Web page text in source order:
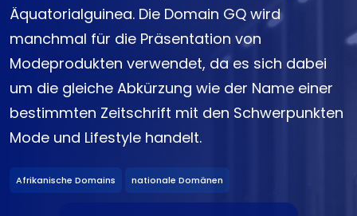
Äquatorialguinea. Die Domain GQ wird
manchmal für die Präsentation von
Modeprodukten verwendet, da es sich dabei
um die gleiche Abkürzung wie der Name einer
bestimmten Zeitschrift mit den Schwerpunkten
Mode und Lifestyle handelt.
Afrikanische Domains nationale Domänen